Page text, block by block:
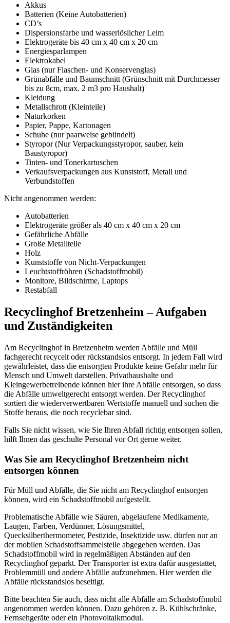
Akkus
Batterien (Keine Autobatterien)
CD’s
Dispersionsfarbe und wasserlöslicher Leim
Elektrogeräte bis 40 cm x 40 cm x 20 cm
Energiesparlampen
Elektrokabel
Glas (nur Flaschen- und Konservenglas)
Grünabfälle und Baumschnitt (Grünschnitt mit Durchmesser
bis zu 8cm, max. 2 m3 pro Haushalt)
Kleidung
Metallschrott (Kleinteile)
Naturkorken
Papier, Pappe, Kartonagen
Schuhe (nur paarweise gebündelt)
Styropor (Nur Verpackungsstyropor, sauber, kein
Baustyropor)
Tinten- und Tonerkartuschen
Verkaufsverpackungen aus Kunststoff, Metall und
Verbundstoffen
Nicht angenommen werden:
Autobatterien
Elektrogeräte größer als 40 cm x 40 cm x 20 cm
Gefährliche Abfälle
Große Metallteile
Holz
Kunststoffe von Nicht-Verpackungen
Leuchtstoffröhren (Schadstoffmobil)
Monitore, Bildschirme, Laptops
Restabfall
Recyclinghof Bretzenheim – Aufgaben
und Zuständigkeiten
Am Recyclinghof in Bretzenheim werden Abfälle und Müll
fachgerecht recycelt oder rückstandslos entsorgt. In jedem Fall wird
gewährleistet, dass die entsorgten Produkte keine Gefahr mehr für
Mensch und Umwelt darstellen. Privathaushalte und
Kleingewerbetreibende können hier ihre Abfälle entsorgen, so dass
die Abfälle umweltgerecht entsorgt werden. Der Recyclinghof
sortiert die wiederverwertbaren Wertstoffe manuell und suchen die
Stoffe heraus, die noch recyclebar sind.
Falls Sie nicht wissen, wie Sie Ihren Abfall richtig entsorgen sollen,
hilft Ihnen das geschulte Personal vor Ort gerne weiter.
Was Sie am Recyclinghof Bretzenheim nicht
entsorgen können
Für Müll und Abfälle, die Sie nicht am Recyclinghof entsorgen
können, wird ein Schadstoffmobil aufgestellt.
Problematische Abfälle wie Säuren, abgelaufene Medikamente,
Laugen, Farben, Verdünner, Lösungsmittel,
Quecksilberthermometer, Pestizide, Insektizide usw. dürfen nur an
der mobilen Schadstoffsammelstelle abgegeben werden. Das
Schadstoffmobil wird in regelmäßigen Abständen auf den
Recyclinghof geparkt. Der Transporter ist extra dafür ausgestattet,
Problemmüll und andere Abfälle aufzunehmen. Hier werden die
Abfälle rückstandslos beseitigt.
Bitte beachten Sie auch, dass nicht alle Abfälle am Schadstoffmobil
angenommen werden können. Dazu gehören z. B. Kühlschränke,
Fernsehgeräte oder ein Photovoltaikmodul.